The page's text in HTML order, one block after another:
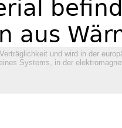
aus
und wird in der
Systems, in der